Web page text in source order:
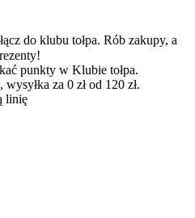
do klubu tołpa. Rób zakupy, a
punkty w Klubie tołpa.
za 0 zł od 120 zł.
linię